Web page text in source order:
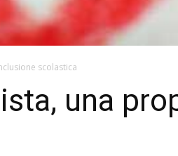
scolastica
una